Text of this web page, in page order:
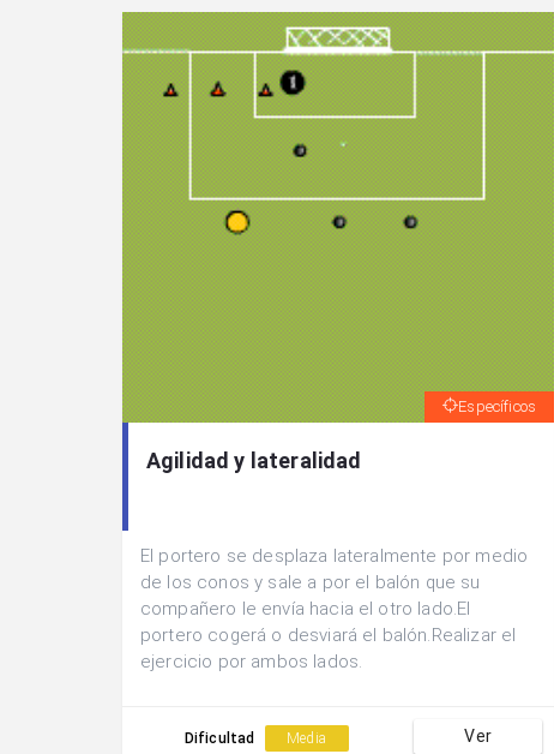
Específicos
Agilidad y lateralidad
El portero se desplaza lateralmente por medio
de los conos y sale a por el balón que su
compañero le envía hacia el otro lado.El
portero cogerá o desviará el balón.Realizar el
ejercicio por ambos lados.
Dificultad Media Ver